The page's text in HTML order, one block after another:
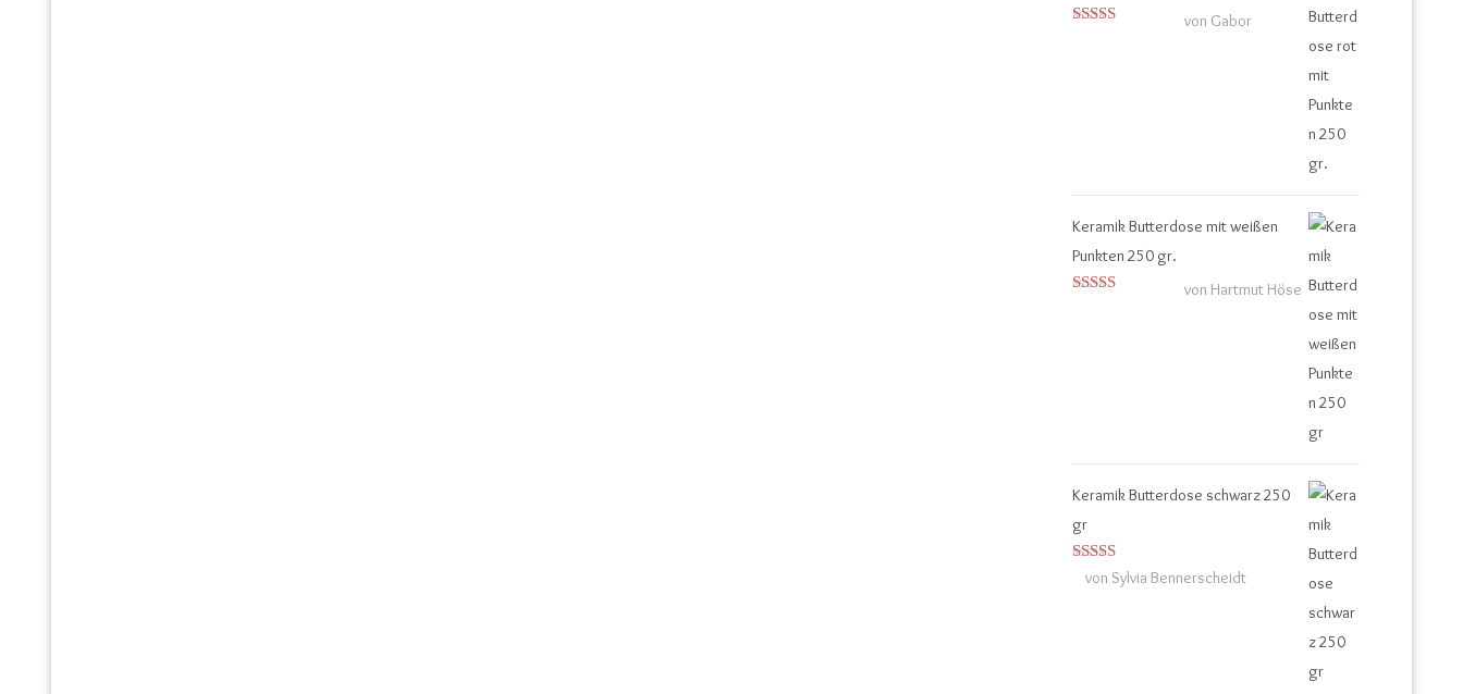
von Gabor
Keramik Butterdose mit weißen
Punkten 250 gr.
von Hartmut Höse
Keramik Butterdose schwarz 250
gr
Bewertet
von
von Sylvia Bennerscheidt